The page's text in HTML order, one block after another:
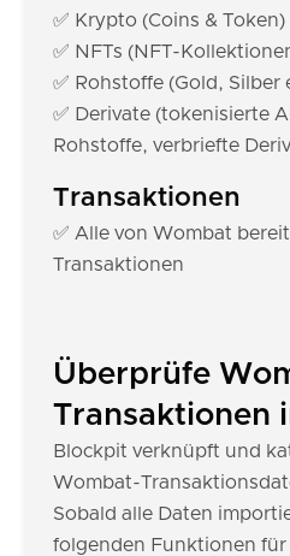
✅ Krypto (Coins & Token)
✅ NFTs (NFT-
✅ Rohstoffe (Gold, Silber
✅ Derivate (tokenisierte
Rohstoffe, verbriefte
Transaktionen
✅ Alle von Wombat
Transaktionen
Überprüfe
Transaktionen
Blockpit verknüpft und
Wombat-
Sobald alle Daten
folgenden Funktionen für